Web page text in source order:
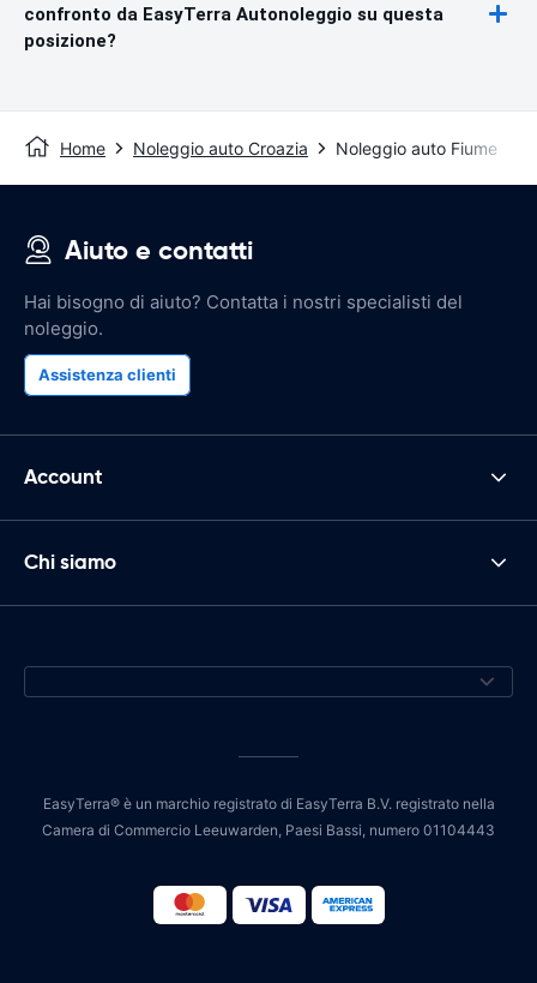
confronto da EasyTerra Autonoleggio su questa
posizione?
Home Noleggio auto Croazia Noleggio auto Fiume
Aiuto e contatti
Hai bisogno di aiuto? Contatta i nostri specialisti del
noleggio.
Assistenza clienti
Account
Chi siamo
EasyTerra® è un marchio registrato di EasyTerra B.V. registrato nella
Camera di Commercio Leeuwarden, Paesi Bassi, numero 01104443